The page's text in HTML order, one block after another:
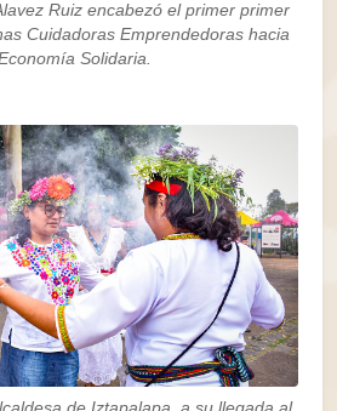
Ruiz encabezó el primer primer
Cuidadoras Emprendedoras hacia
Solidaria.